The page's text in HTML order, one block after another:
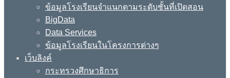
ข้อมูลโรงเรียนจำแนกตามระดับชั้นที่เปิดสอน
BigData
Data Services
ข้อมูลโรงเรียนในโครงการต่างๆ
เว็บลิงค์
กระทรวงศึกษาธิการ